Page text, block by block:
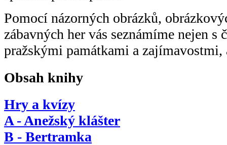
Pomocí názorných obrázků,
zábavných her vás seznámíme nejen s
pražskými památkami a zajímavostmi,
Obsah knihy
Hry a kvízy
A - Anežský klášter
B - Bertramka